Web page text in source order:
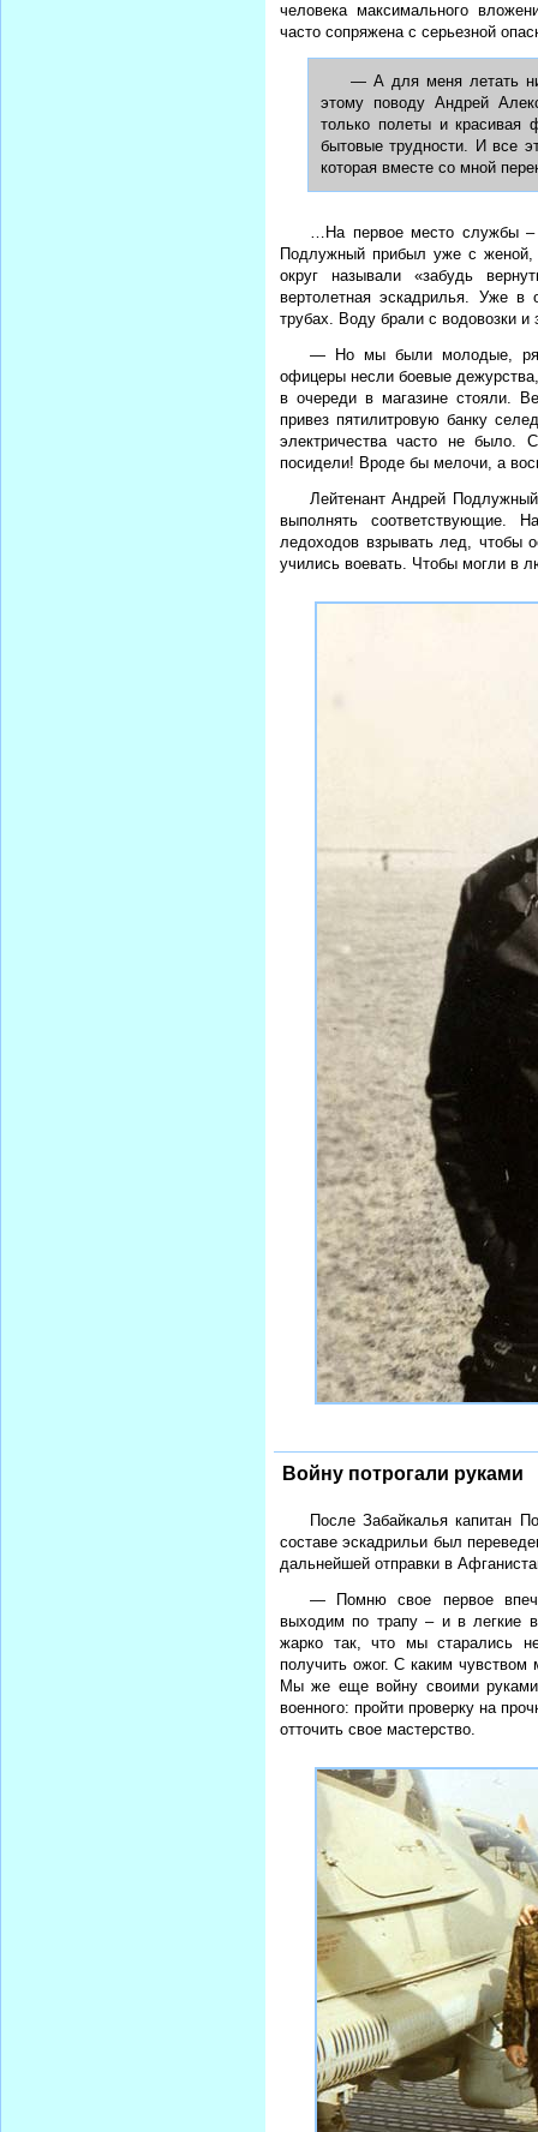
человека максимального
часто сопряжена с серьезной
— А для меня летать
этому поводу Андрей
только полеты и красивая
бытовые трудности. И все
которая вместе со мной
…На первое место службы –
Подлужный прибыл уже с
округ называли «забудь
вертолетная эскадрилья. Уже в
трубах. Воду брали с водовозки и
— Но мы были молодые,
офицеры несли боевые
в очереди в магазине стояли.
привез пятилитровую банку
электричества часто не было.
посидели! Вроде бы мелочи, а
Лейтенант Андрей
выполнять соответствующие.
ледоходов взрывать лед, чтобы
учились воевать. Чтобы могли в
Войну потрогали руками
После Забайкалья капитан
составе эскадрильи был
дальнейшей отправки в
— Помню свое первое
выходим по трапу – и в легкие
жарко так, что мы старались
получить ожог. С каким
Мы же еще войну своими руками
военного: пройти проверку на
отточить свое мастерство.